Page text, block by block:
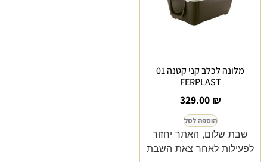
מלונה לכלב קני קטנה 01
FERPLAST
329.00 ₪
הוספה לסל
שבת שלום, האתר יחזור
לפעילות לאחר צאת השבת